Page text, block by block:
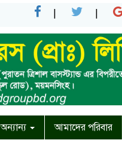
অন্যান্য আমাদের পরিবার